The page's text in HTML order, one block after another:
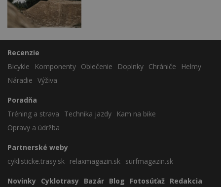
Recenzie
Bicykle
Komponenty Oblečenie Doplnky Chrániče
Helmy
Náradie Výživa
Poradňa
Tréning a strava
Technika jazdy
Kam na bike
Opravy a údržba
Partnerské weby
cyklisticke.trasy.sk relaxmagazin.sk surfmagazin.sk
Novinky Cyklotrasy Bazár Blog Fotosúťaž Redakcia